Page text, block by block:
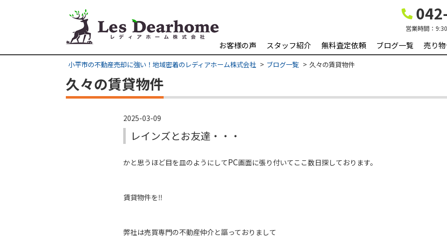
営業時間：
お客様の声 スタッフ紹介 無料査定依頼 ブログ一覧 売り
小平市の不動産売却に強い！地域密着のレディアホーム株式会社 ブログ一覧 久々の賃貸物件
久々の賃貸物件
2025-03-09
レインズとお友達・・・
かと思うほど目を皿のようにしてPC画面に張り付いてここ数日探しております。
賃貸物件を‼
弊社は売買専門の不動産仲介と謳っておりまして